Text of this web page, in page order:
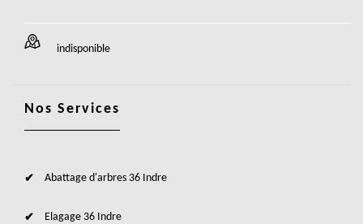
indisponible
Nos Services
Abattage d'arbres 36 Indre
Elagage 36 Indre